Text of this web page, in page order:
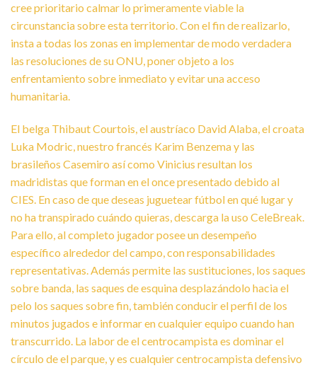
cree prioritario calmar lo primeramente viable la
circunstancia sobre esta territorio. Con el fin de realizarlo,
insta a todas los zonas en implementar de modo verdadera
las resoluciones de su ONU, poner objeto a los
enfrentamiento sobre inmediato y evitar una acceso
humanitaria.
El belga Thibaut Courtois, el austríaco David Alaba, el croata
Luka Modric, nuestro francés Karim Benzema y las
brasileños Casemiro así­ como Vinicius resultan los
madridistas que forman en el once presentado debido al
CIES. En caso de que deseas juguetear fútbol en qué lugar y
no ha transpirado cuándo quieras, descarga la uso CeleBreak.
Para ello, al completo jugador posee un desempeño
específico alrededor del campo, con responsabilidades
representativas. Además permite las sustituciones, los saques
sobre banda, las saques de esquina desplazándolo hacia el
pelo los saques sobre fin, también conducir el perfil de los
minutos jugados e informar en cualquier equipo cuando han
transcurrido. La labor de el centrocampista es dominar el
círculo de el parque, y es cualquier centrocampista defensivo